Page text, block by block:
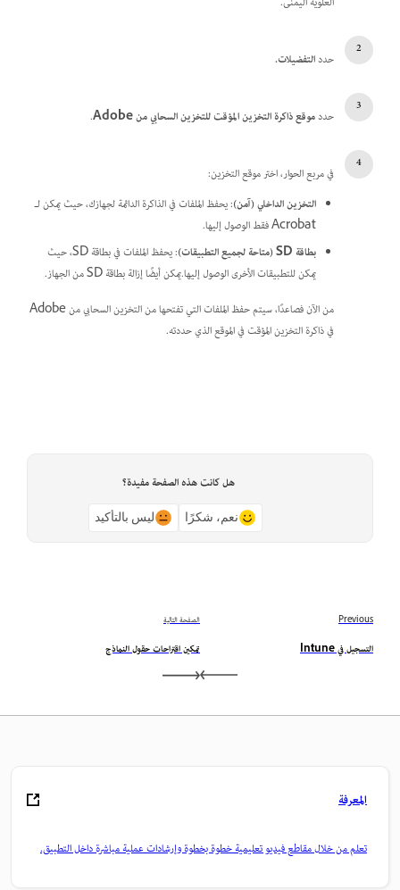
حددالتفضيلات.
حددموقع ذاكرة التخزين المؤقت للتخزين السحابي من Adobe .
في مربع الحوار، اختر موقع التخزين:
التخزين الداخلي (آمن): يحفظ الملفات في الذاكرة الدائمة لجهازك، حيث يمكن لـ
Acrobat فقط الوصول إليها.
بطاقة SD (متاحة لجميع التطبيقات)
: يحفظ الملفات في بطاقة SD، حيث
يمكن للتطبيقات الأخرى الوصول إليها.يمكن أيضًا إزالة بطاقة SD من الجهاز.
من الآن فصاعدًا، سيتم حفظ الملفات التي تفتحها من التخزين السحابي من Adobe
في ذاكرة التخزين المؤقت في الموقع الذي حددته.
هل كانت هذه الصفحة مفيدة؟
نعم، شكرًا ليس بالتأكيد
Previous
التسجيل في Intune
الصفحة التالية
تمكين اقتراحات حقول النماذج
المعرفة
تعلم من خلال مقاطع فيديو تعليمية خطوة بخطوة وإرشادات عملية مباشرة داخل التطبيق.